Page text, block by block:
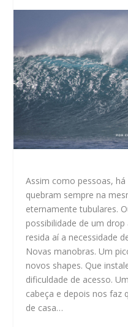
Assim como pessoas,
quebram sempre na
eternamente tubulares.
possibilidade de um
resida aí a necessidade
Novas manobras. Um
novos shapes. Que
dificuldade de acesso.
cabeça e depois nos faz
de casa…